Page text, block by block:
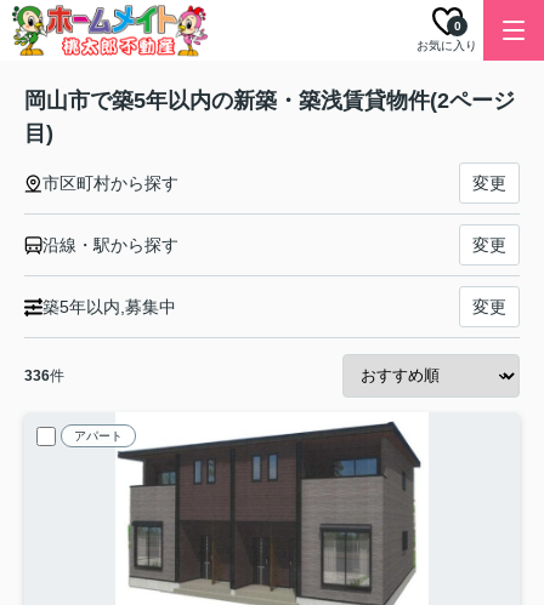
お気に入り
0
岡山市で築5年以内の新築・築浅賃貸物件(2ページ
目)
市区町村から探す 変更
沿線・駅から探す 変更
築5年以内,募集中 変更
336件
アパート